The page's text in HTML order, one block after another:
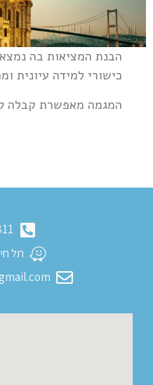
הבנת המציאות בה
כישורי למידה עיונית
המגמה מאפשרת קבלה
תל חי 87 כפר סבא